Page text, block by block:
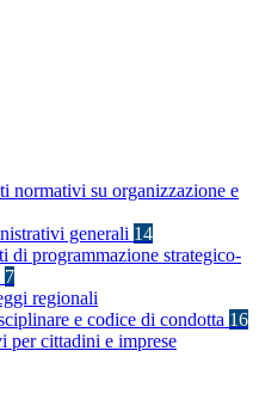
normativi su organizzazione e
generali 14
di programmazione strategico-
7
regionali
e codice di condotta 16
per cittadini e imprese